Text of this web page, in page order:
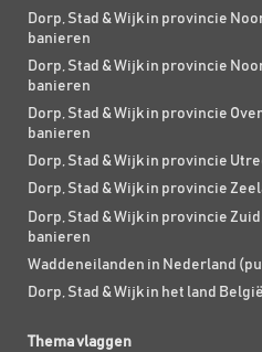
Dorp, Stad & Wijk in provincie
banieren
Dorp, Stad & Wijk in provincie
banieren
Dorp, Stad & Wijk in provincie
banieren
Dorp, Stad & Wijk in provincie
Dorp, Stad & Wijk in provincie
Dorp, Stad & Wijk in provincie
banieren
Waddeneilanden in Nederland
Dorp, Stad & Wijk in het land
Thema vlaggen